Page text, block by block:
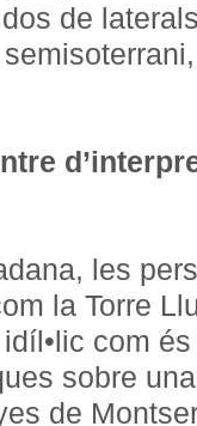
de
les
la Torre
com
sobre
de